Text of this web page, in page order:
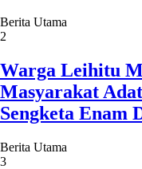
Berita Utama
2
Warga Leihitu
Masyarakat
Sengketa Enam
Berita Utama
3